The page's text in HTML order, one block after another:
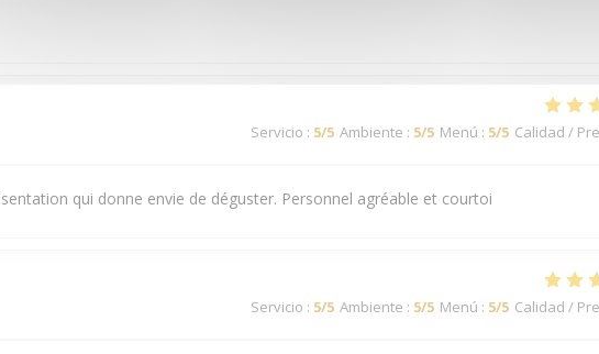
Servicio : 5/5 Ambiente : 5/5 Menú : 5/5 Calidad /
qui donne envie de déguster. Personnel agréable et courtoi
Servicio : 5/5 Ambiente : 5/5 Menú : 5/5 Calidad /